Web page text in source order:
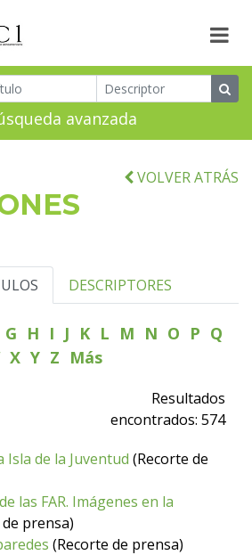
avanzada
VOLVER ATRÁS
DESCRIPTORES
G H I J K L M N O P Q
X Y Z Más
Resultados
encontrados: 574
Isla de la Juventud (Recorte de
las FAR. Imágenes en la
prensa)
(Recorte de prensa)